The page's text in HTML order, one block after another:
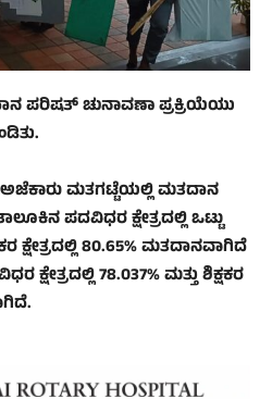
ಪರಿಷತ್ ಚುನಾವಣಾ ಪ್ರಕ್ರಿಯೆಯು
ಮತಗಟ್ಟೆಯಲ್ಲಿ ಮತದಾನ
ಪದವಿಧರ ಕ್ಷೇತ್ರದಲ್ಲಿ ಒಟ್ಟು
ಕ್ಷೇತ್ರದಲ್ಲಿ 80.65% ಮತದಾನವಾಗಿದೆ
78.037% ಮತ್ತು ಶಿಕ್ಷಕರ